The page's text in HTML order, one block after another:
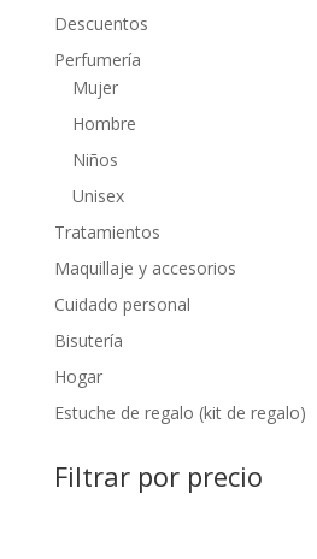
Descuentos
Perfumería
Mujer
Hombre
Niños
Unisex
Tratamientos
Maquillaje y accesorios
Cuidado personal
Bisutería
Hogar
Estuche de regalo (kit de regalo)
Filtrar por precio